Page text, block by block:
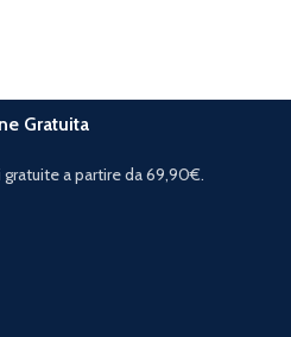
Gratuita
a partire da 69,90€.